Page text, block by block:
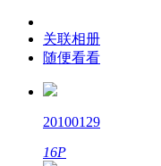
关联相册
随便看看
20100129
16P